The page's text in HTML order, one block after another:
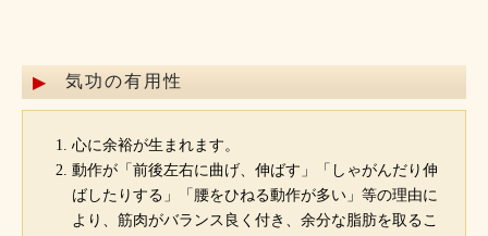
気功の有用性
心に余裕が生まれます。
動作が「前後左右に曲げ、伸ばす」「しゃがんだり伸
ばしたりする」「腰をひねる動作が多い」等の理由に
より、筋肉がバランス良く付き、余分な脂肪を取るこ